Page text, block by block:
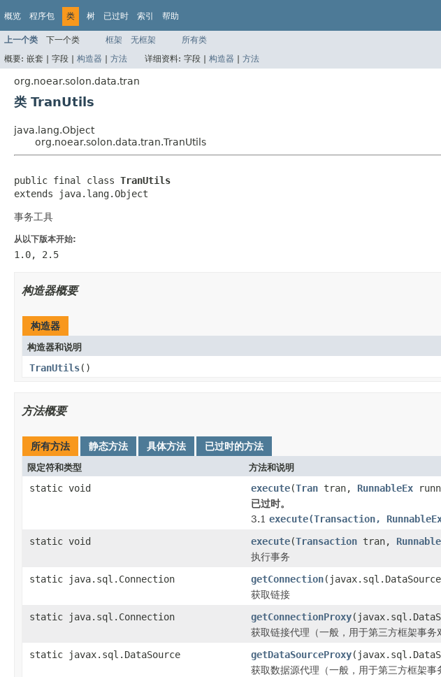
概览 程序包 类 树 已过时 索引 帮助
上一个类 下一个类 框架 无框架
所有类
概要: 嵌套 | 字段 | 构造器 | 方法 详细资料: 字段 | 构造器 | 方法
org.noear.solon.data.tran
类 TranUtils
java.lang.Object
org.noear.solon.data.tran.TranUtils
public final class TranUtils
extends java.lang.Object
事务工具
从以下版本开始:
1.0, 2.5
构造器概要
构造器
构造器和说明
TranUtils()
方法概要
所有方法 静态方法 具体方法 已过时的方法
限定符和类型 方法和说明
static void execute(Tran tran, RunnableEx
已过时。
3.1 execute(Transaction,
static void
execute(Transaction tran,
执行事务
static java.sql.Connection
getConnection
获取链接
static java.sql.Connection
getConnectionProxy
获取链接代理（一般，用于第三方框架事务
static javax.sql.DataSource
getDataSourceProxy
获取数据源代理（一般，用于第三方框架事